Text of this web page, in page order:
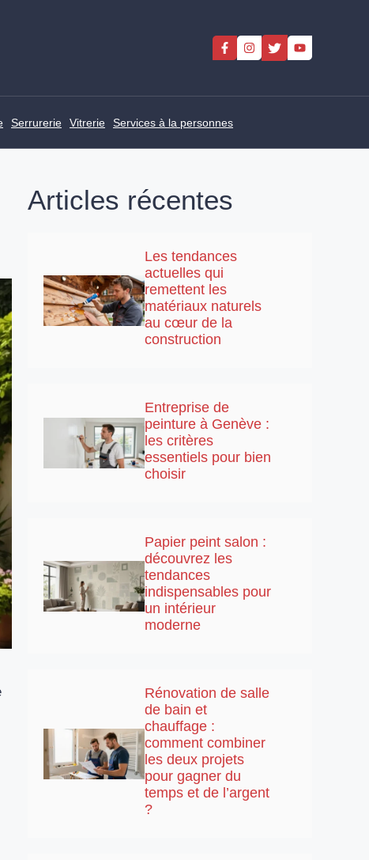
Serrurerie Vitrerie Services à la personnes
Articles récentes
Les tendances
actuelles qui
remettent les
matériaux naturels
au cœur de la
construction
Entreprise de
peinture à Genève :
les critères
essentiels pour bien
choisir
Papier peint salon :
découvrez les
tendances
indispensables pour
un intérieur
moderne
Rénovation de salle
de bain et
chauffage :
comment combiner
les deux projets
pour gagner du
temps et de l’argent
?